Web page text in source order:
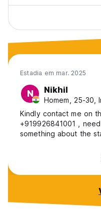
Estadia em mar. 2025
N Nikhil
Homem, 25-30,
Kindly contact me on
+919926841001 ,
something about the